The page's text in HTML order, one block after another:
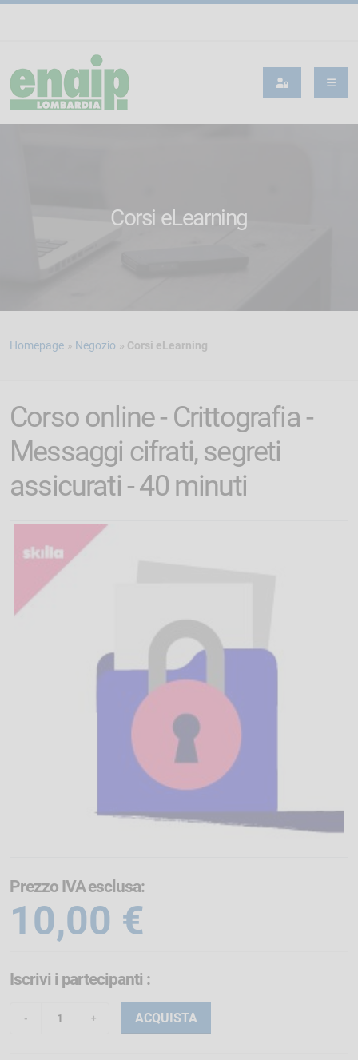
Corsi eLearning
Homepage Negozio Corsi eLearning
Corso online - Crittografia -
Messaggi cifrati, segreti
assicurati - 40 minuti
Prezzo IVA esclusa:
10,00 €
Iscrivi i partecipanti :
ACQUISTA